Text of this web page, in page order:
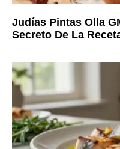
Judías Pintas Olla
Secreto De La